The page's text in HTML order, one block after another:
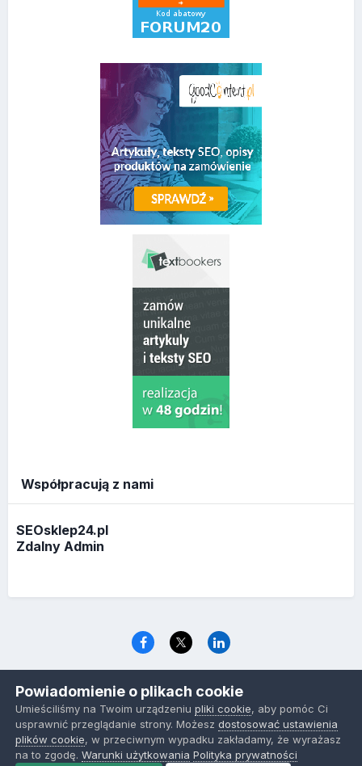
Współpracują z nami
SEOsklep24.pl
Zdalny Admin
www.optymalizacja.com
Powered by Invision Community
Powiadomienie o plikach cookie
Umieściliśmy na Twoim urządzeniupliki cookie, aby pomóc Ci
usprawnić przeglądanie strony. Możeszdostosować ustawienia
plików cookie, w przeciwnym wypadku zakładamy, że wyrażasz
na to zgodę.Warunki użytkowania Polityka prywatności